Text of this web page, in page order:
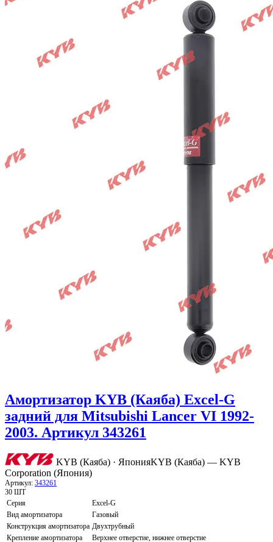
Амортизатор KYB (Каяба) Excel-G
задний для Mitsubishi Lancer VI 1992-
2003. Артикул 343261
KYB (Каяба) · ЯпонияKYB (Каяба) — KYB
Corporation (Япония)
Артикул: 343261
30 ШТ
Серия
Excel-G
Вид амортизатора
Газовый
Конструкция амортизатора Двухтрубный
Крепление амортизатора
Верхнее отверстие, нижнее отверстие